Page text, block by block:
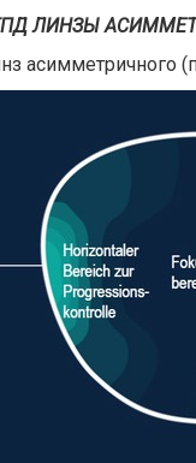
ЛИНЗЫ
асимметричного